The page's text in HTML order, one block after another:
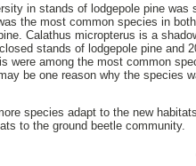
in stands of lodgepole pine
the most common species in
Calathus micropterus is a
stands of lodgepole pine and
were among the most common
be one reason why the species
species adapt to the new
to the ground beetle community.